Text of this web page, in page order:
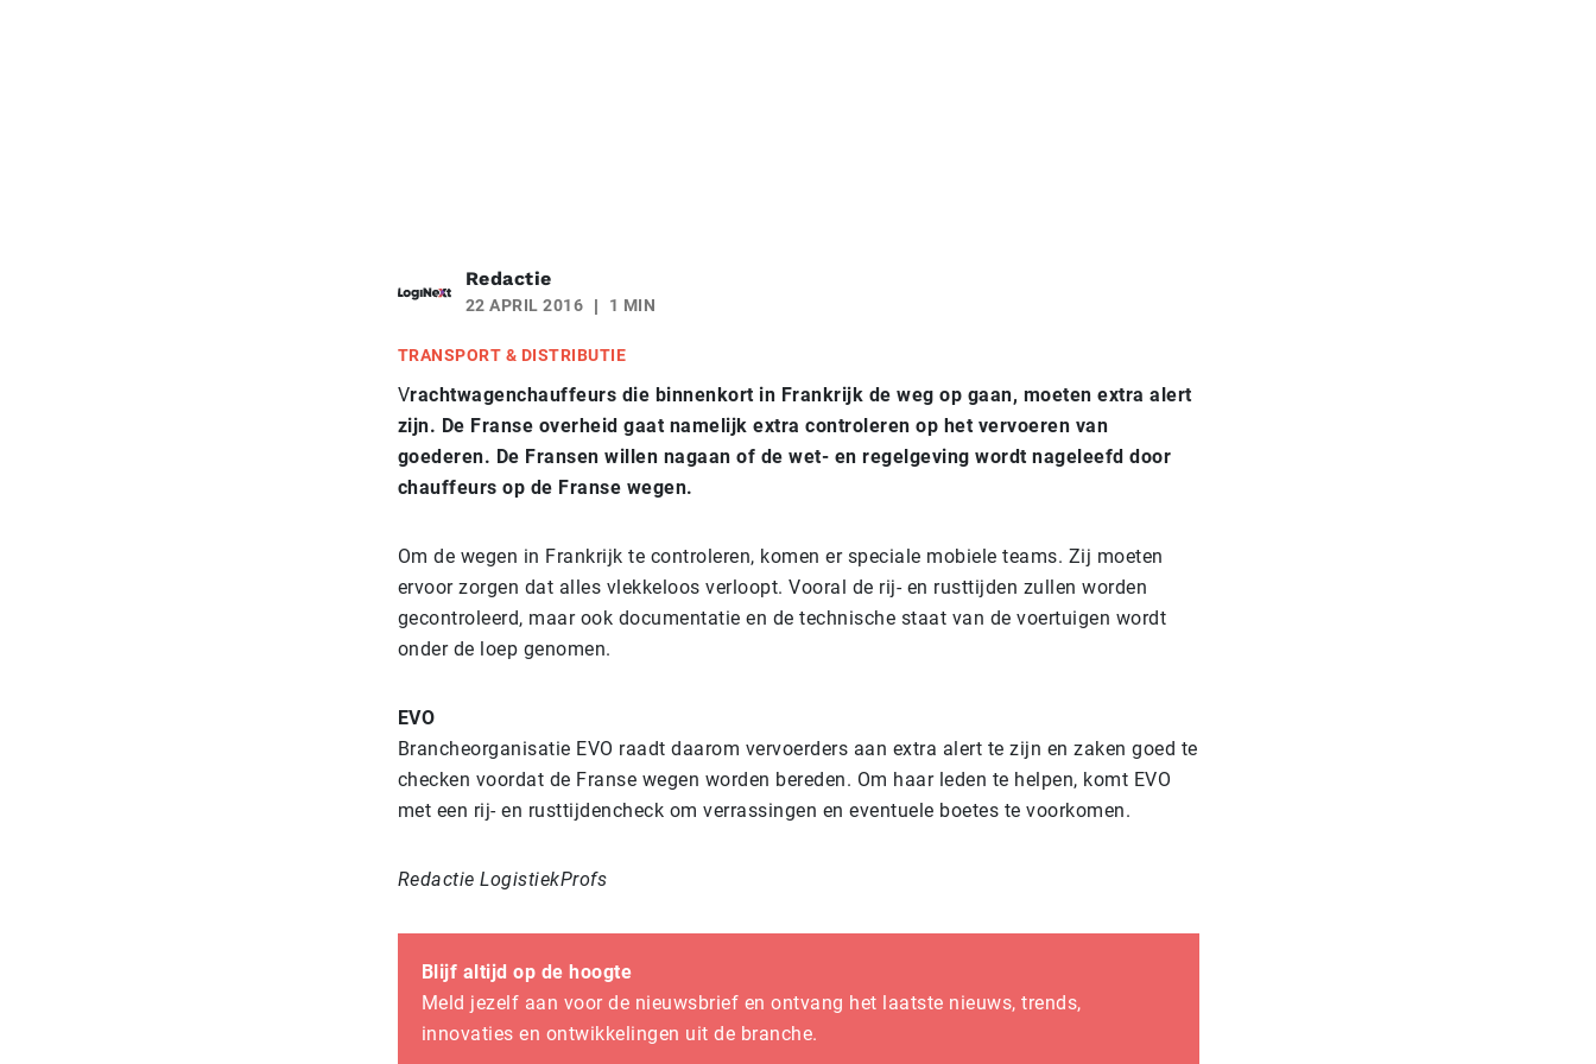
Redactie
22 APRIL 2016 1 MIN
TRANSPORT & DISTRIBUTIE
Vrachtwagenchauffeurs die binnenkort in Frankrijk de weg op gaan, moeten extra alert
zijn. De Franse overheid gaat namelijk extra controleren op het vervoeren van
goederen. De Fransen willen nagaan of de wet- en regelgeving wordt nageleefd door
chauffeurs op de Franse wegen.
Om de wegen in Frankrijk te controleren, komen er speciale mobiele teams. Zij moeten
ervoor zorgen dat alles vlekkeloos verloopt. Vooral de rij- en rusttijden zullen worden
gecontroleerd, maar ook documentatie en de technische staat van de voertuigen wordt
onder de loep genomen.
EVO
Brancheorganisatie EVO raadt daarom vervoerders aan extra alert te zijn en zaken goed te
checken voordat de Franse wegen worden bereden. Om haar leden te helpen, komt EVO
met een rij- en rusttijdencheck om verrassingen en eventuele boetes te voorkomen.
Redactie LogistiekProfs
Blijf altijd op de hoogte
Meld jezelf aan voor de nieuwsbrief en ontvang het laatste nieuws, trends,
innovaties en ontwikkelingen uit de branche.